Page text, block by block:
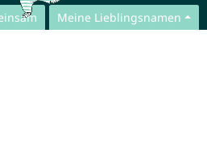
Meine Lieblingsnamen